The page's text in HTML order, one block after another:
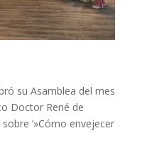
su Asamblea del mes
Doctor René de
‘»Cómo envejecer